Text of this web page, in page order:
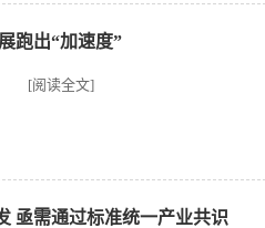
跑出“加速度”
[阅读全文]
亟需通过标准统一产业共识